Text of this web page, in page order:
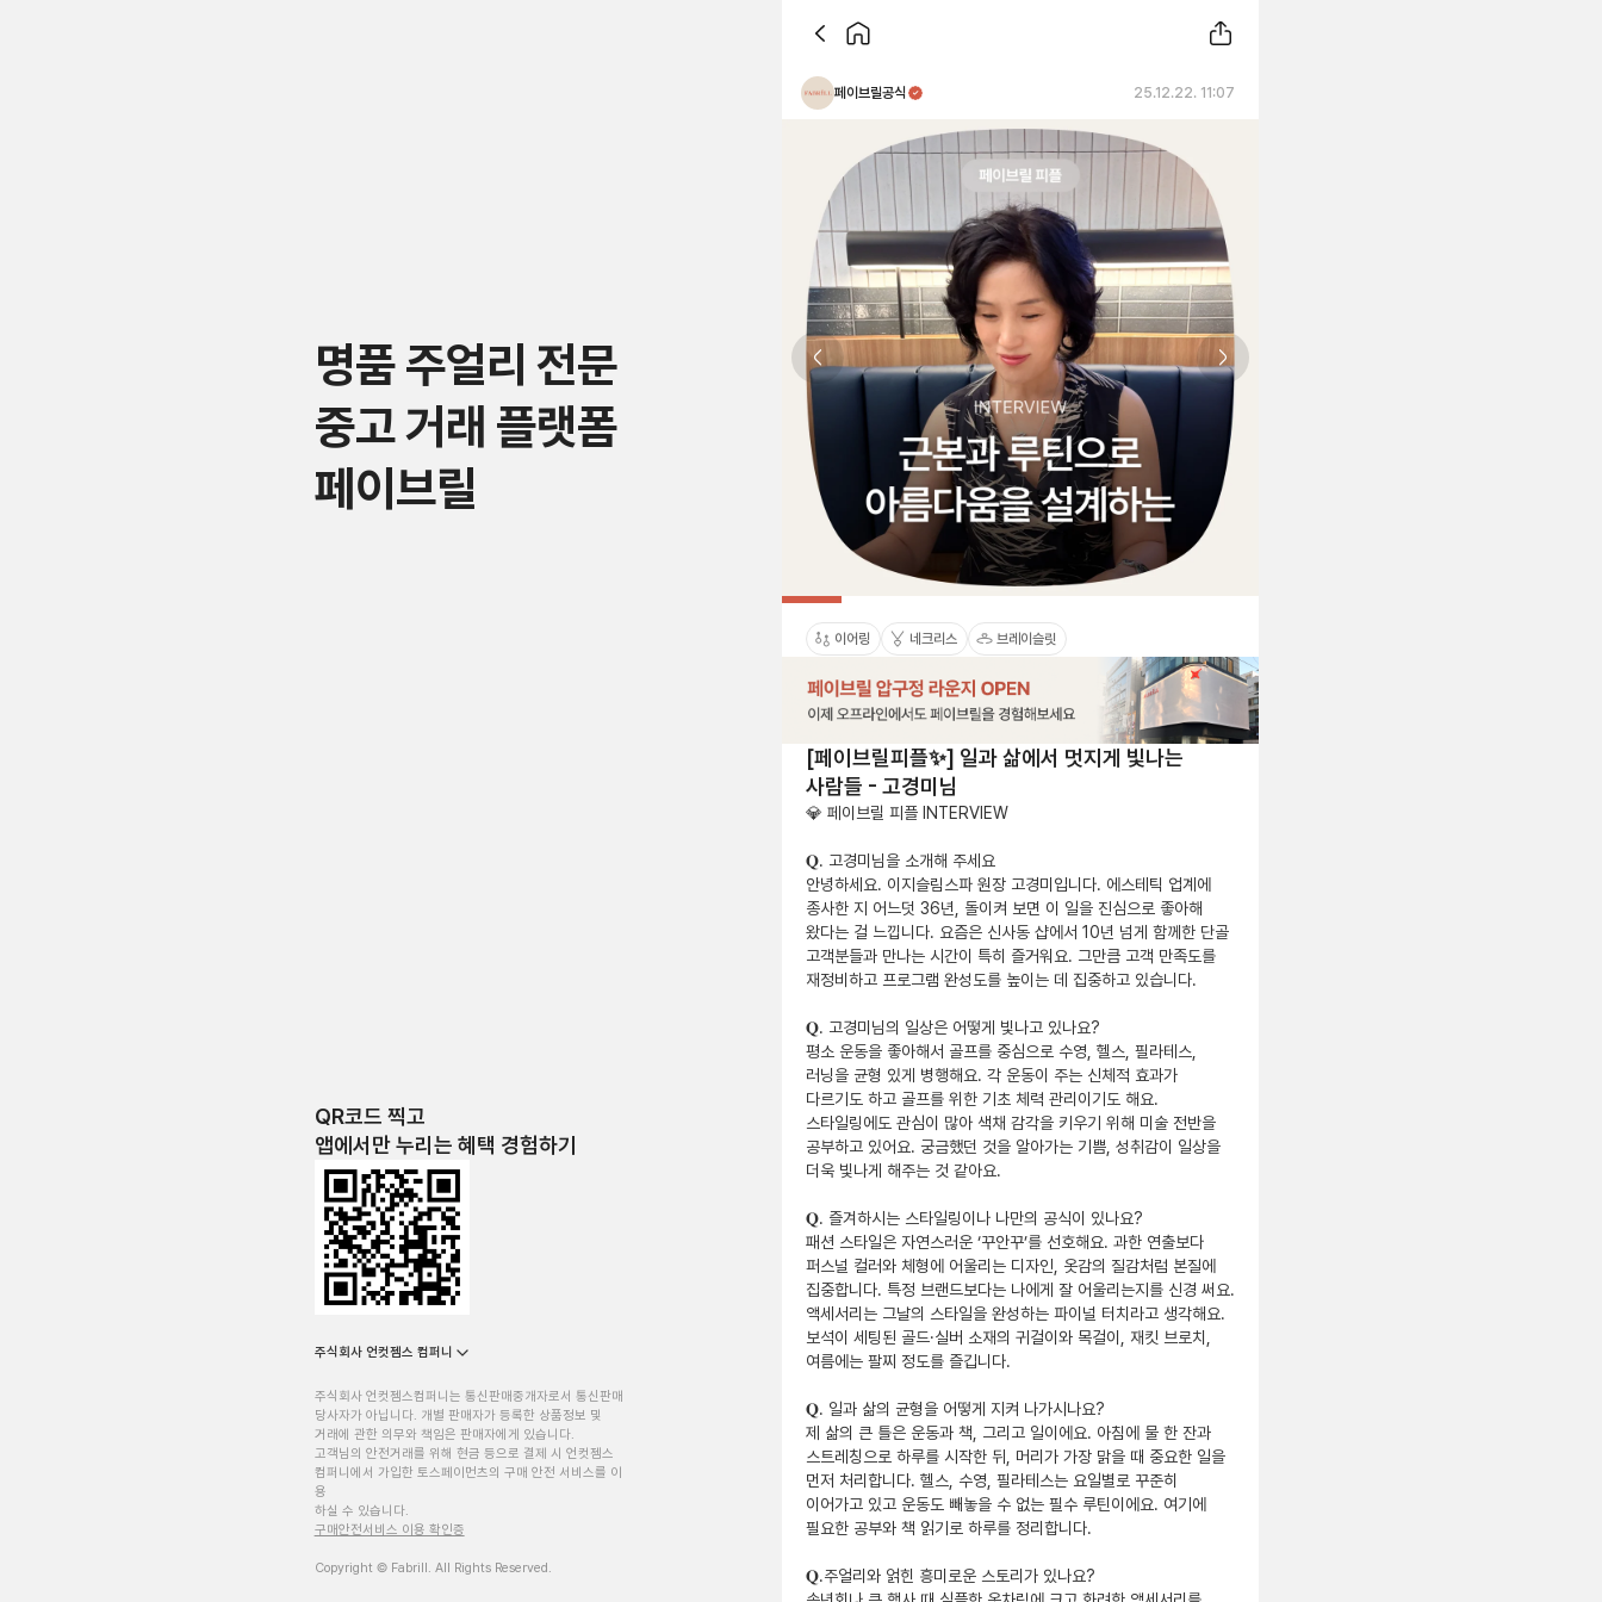
명품 주얼리 전문
중고 거래 플랫폼
페이브릴
QR코드 찍고
앱에서만 누리는 혜택 경험하기
주식회사 언컷젬스 컴퍼니
주식회사 언컷젬스컴퍼니는 통신판매중개자로서 통신판매
당사자가 아닙니다. 개별 판매자가 등록한 상품정보 및
거래에 관한 의무와 책임은 판매자에게 있습니다.
고객님의 안전거래를 위해 현금 등으로 결제 시 언컷젬스
컴퍼니에서 가입한 토스페이먼츠의 구매 안전 서비스를 이
용
하실 수 있습니다.
구매안전서비스 이용 확인증
Copyright © Fabrill. All Rights Reserved.
페이브릴공식 25.12.22. 11:07
Previous slide Next slide
이어링 네크리스 브레이슬릿
[페이브릴피플✨] 일과 삶에서 멋지게 빛나는
사람들 - 고경미님
💎 페이브릴 피플 INTERVIEW
𝐐. 고경미님을 소개해 주세요
안녕하세요. 이지슬림스파 원장 고경미입니다. 에스테틱 업계에
종사한 지 어느덧 36년, 돌이켜 보면 이 일을 진심으로 좋아해
왔다는 걸 느낍니다. 요즘은 신사동 샵에서 10년 넘게 함께한 단골
고객분들과 만나는 시간이 특히 즐거워요. 그만큼 고객 만족도를
재정비하고 프로그램 완성도를 높이는 데 집중하고 있습니다.
𝐐. 고경미님의 일상은 어떻게 빛나고 있나요?
평소 운동을 좋아해서 골프를 중심으로 수영, 헬스, 필라테스,
러닝을 균형 있게 병행해요. 각 운동이 주는 신체적 효과가
다르기도 하고 골프를 위한 기초 체력 관리이기도 해요.
스타일링에도 관심이 많아 색채 감각을 키우기 위해 미술 전반을
공부하고 있어요. 궁금했던 것을 알아가는 기쁨, 성취감이 일상을
더욱 빛나게 해주는 것 같아요.
𝐐. 즐겨하시는 스타일링이나 나만의 공식이 있나요?
패션 스타일은 자연스러운 ‘꾸안꾸’를 선호해요. 과한 연출보다
퍼스널 컬러와 체형에 어울리는 디자인, 옷감의 질감처럼 본질에
집중합니다. 특정 브랜드보다는 나에게 잘 어울리는지를 신경 써요.
액세서리는 그날의 스타일을 완성하는 파이널 터치라고 생각해요.
보석이 세팅된 골드·실버 소재의 귀걸이와 목걸이, 재킷 브로치,
여름에는 팔찌 정도를 즐깁니다.
𝐐. 일과 삶의 균형을 어떻게 지켜 나가시나요?
제 삶의 큰 틀은 운동과 책, 그리고 일이에요. 아침에 물 한 잔과
스트레칭으로 하루를 시작한 뒤, 머리가 가장 맑을 때 중요한 일을
먼저 처리합니다. 헬스, 수영, 필라테스는 요일별로 꾸준히
이어가고 있고 운동도 빼놓을 수 없는 필수 루틴이에요. 여기에
필요한 공부와 책 읽기로 하루를 정리합니다.
𝐐.주얼리와 얽힌 흥미로운 스토리가 있나요?